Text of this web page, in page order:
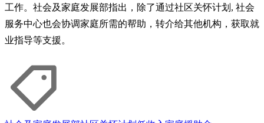
工作。社会及家庭发展部指出，除了通过社区关怀计划, 社会
服务中心也会协调家庭所需的帮助，转介给其他机构，获取就
业指导等支援。